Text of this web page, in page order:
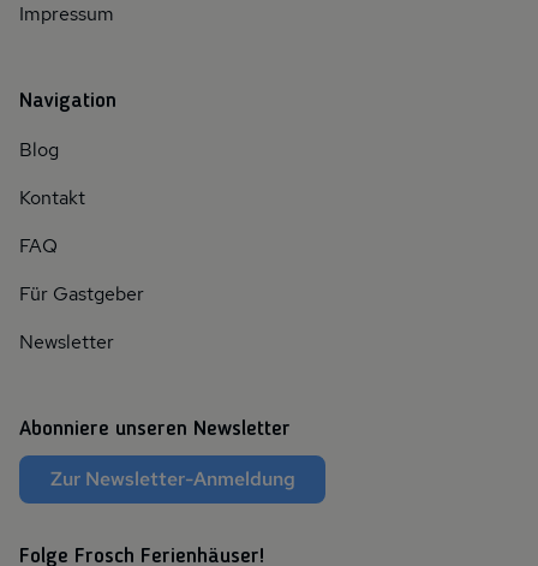
Impressum
Navigation
Blog
Kontakt
FAQ
Für Gastgeber
Newsletter
Abonniere unseren Newsletter
Zur Newsletter-Anmeldung
Folge Frosch Ferienhäuser!